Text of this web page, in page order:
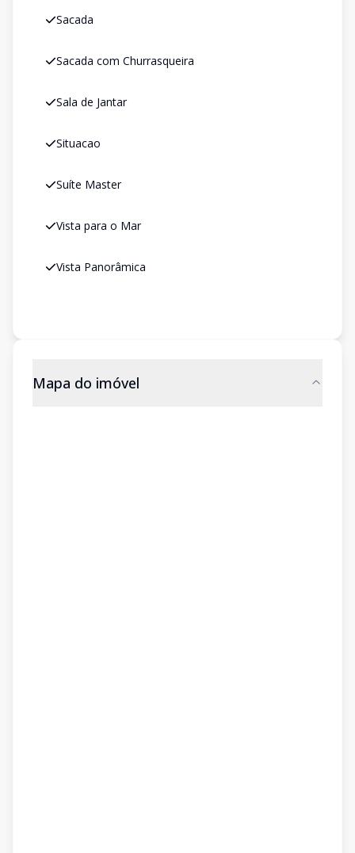
Sacada
Sacada com Churrasqueira
Sala de Jantar
Situacao
Suíte Master
Vista para o Mar
Vista Panorâmica
Mapa do imóvel